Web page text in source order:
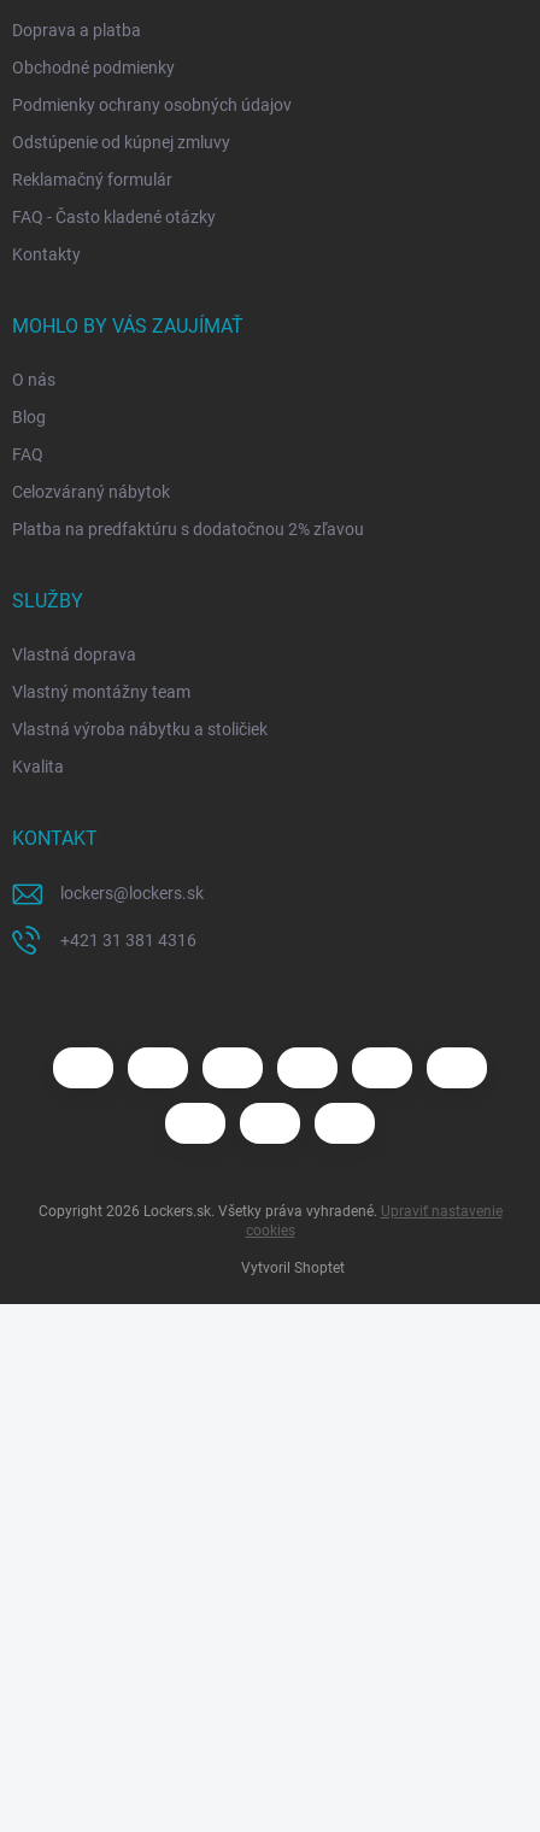
Doprava a platba
Obchodné podmienky
Podmienky ochrany osobných údajov
Odstúpenie od kúpnej zmluvy
Reklamačný formulár
FAQ - Často kladené otázky
Kontakty
MOHLO BY VÁS ZAUJÍMAŤ
O nás
Blog
FAQ
Celozváraný nábytok
Platba na predfaktúru s dodatočnou 2% zľavou
SLUŽBY
Vlastná doprava
Vlastný montážny team
Vlastná výroba nábytku a stoličiek
Kvalita
KONTAKT
lockers@ lockers.sk
+421 31 381 4316
Vytvoril Shoptet
Copyright 2026 Lockers.sk. Všetky práva vyhradené. Upraviť nastavenie
cookies